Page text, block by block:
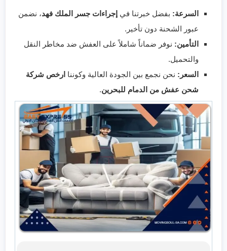
السرعة: بفضل خبرتنا في إجراءات جسر الملك فهد، نضمن
عبور الشحنة دون تأخير.
التأمين: نوفر ضماناً شاملاً على العفش ضد مخاطر النقل
والتحميل.
السعر: نحن نجمع بين الجودة العالية وكوننا ارخص شركة
شحن عفش من الدمام للبحرين.